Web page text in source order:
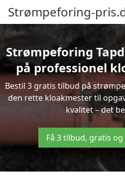
Strømpeforing-
Strømpeforing
på professionel
Bestil 3 gratis tilbud på
den rette kloakmester til
kvalitet – det
Få 3 tilbud, gratis